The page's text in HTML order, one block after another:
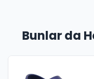
Bunlar da